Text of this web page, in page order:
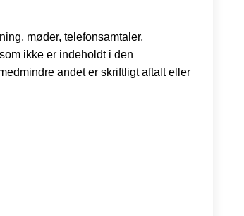
møder, telefonsamtaler,
ikke er indeholdt i den
andet er skriftligt aftalt eller